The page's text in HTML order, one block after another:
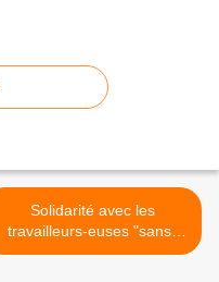
Solidarité avec les
travailleurs-euses "sans-
papiers" en grève: appel à